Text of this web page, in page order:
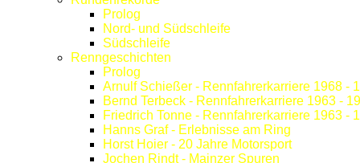
Prolog
Nord- und Südschleife
Südschleife
Renngeschichten
Prolog
Arnulf Schießer - Rennfahrerkarriere 1968 -
Bernd Terbeck - Rennfahrerkarriere 1963 -
Friedrich Tonne - Rennfahrerkarriere 1963 -
Hanns Graf - Erlebnisse am Ring
Horst Hoier - 20 Jahre Motorsport
Jochen Rindt - Mainzer Spuren